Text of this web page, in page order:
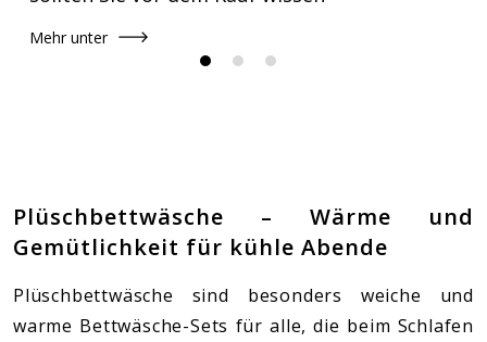
Mehr unter
Plüschbettwäsche – Wärme und
Gemütlichkeit für kühle Abende
Plüschbettwäsche sind besonders weiche und
warme Bettwäsche-Sets für alle, die beim Schlafen